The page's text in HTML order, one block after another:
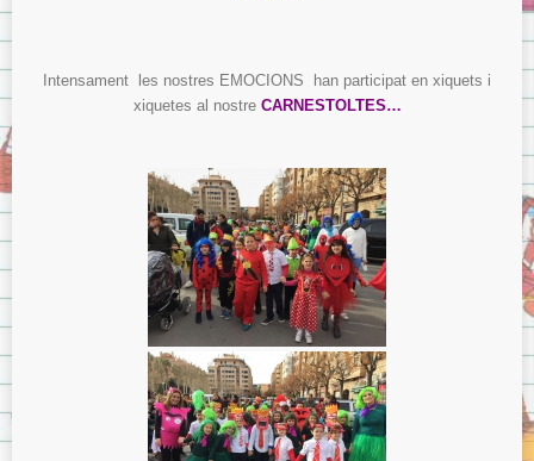
Intensament les nostres EMOCIONS han participat en xiquets i
xiquetes al nostre CARNESTOLTES…